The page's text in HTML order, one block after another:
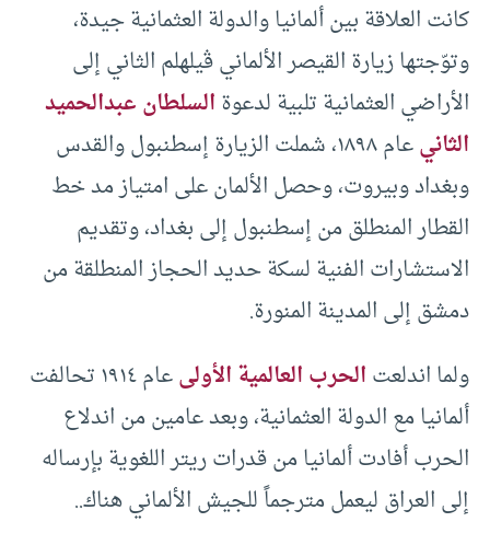
كانت العلاقة بين ألمانيا والدولة العثمانية جيدة،
وتوّجتها زيارة القيصر الألماني ڤيلهلم الثاني إلى
الأراضي العثمانية تلبية لدعوةالسلطان عبدالحميد
الثاني
عام ١٨٩٨، شملت الزيارة إسطنبول والقدس
وبغداد وبيروت، وحصل الألمان على امتياز مد خط
القطار المنطلق من إسطنبول إلى بغداد، وتقديم
الاستشارات الفنية لسكة حديد الحجاز المنطلقة من
دمشق إلى المدينة المنورة.
ولما اندلعتالحرب العالمية الأولى
عام ١٩١٤ تحالفت
ألمانيا مع الدولة العثمانية، وبعد عامين من اندلاع
الحرب أفادت ألمانيا من قدرات ريتر اللغوية بإرساله
إلى العراق ليعمل مترجماً للجيش الألماني هناك..